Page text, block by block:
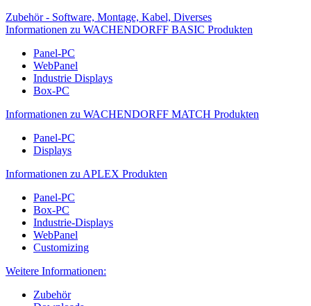
Zubehör - Software, Montage, Kabel, Diverses
Informationen zu WACHENDORFF BASIC Produkten
Panel-PC
WebPanel
Industrie Displays
Box-PC
Informationen zu WACHENDORFF MATCH Produkten
Panel-PC
Displays
Informationen zu APLEX Produkten
Panel-PC
Box-PC
Industrie-Displays
WebPanel
Customizing
Weitere Informationen:
Zubehör